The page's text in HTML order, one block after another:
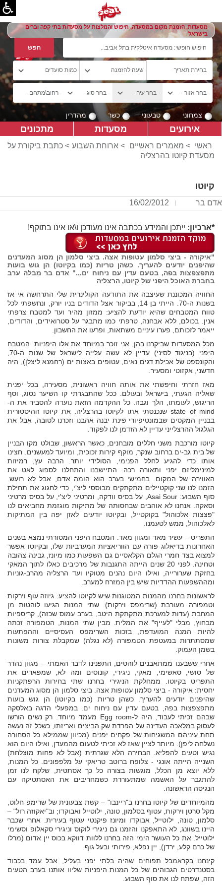
מסעדות, הזמנת מקום במסעדה, חיפוש והמלצות על מסעדות בתי קפה וברים
בישראל
צמחוני טבעוני כשר מהדרין
אירועים מסעדות מתכונים
ראשי > מאמרים ראשיים > ארוחת השבוע > כתבת ביקורת על
מסעדת קיוטו בהרצליה
קיוטו
אדם בר 16/02/2012
*ארכיון: ייתכן והמידע בכתבה אינו מעודכן ו\או אינו בתוקף!
"איקורה - ביצי סלמון עטופות אצה. ביצי סלמון הן מסוג המעדנים
שהיפנים יודעים להעריך. כשהן טריות (כמו בקיוטו) הן גוש בועות
מתפצפצות בפה, בטעם עדין עם ניחוח ים..." אדם בר מבלה ערב
בחברת האוכל היפני של קיוטו, הרצליה
החוויה המכוננת שעיצבה את התודעה הקולינרית שלי התרחשה אי אז
בשנות ה-70. הייתי בן 14, בביקור אצל הדודים בניו יורק, ונחשפתי לכל
טווח המטבחים שהיא יודעת להציע: ממזון מהיר ועד למטבח צרפתי
אנין. בכולם, ללא אבחנה, טרפתי כמו מתבגר על סטרואידים, והדודים,
ייאמר לזכותם, פערו עיניים משתאות, ופרעו את החשבון.
מכל המסעדות שביקרנו בהן, אני זוכר במיוחד את אלו היפניות. המטבח
והקונספט של אכילת דגים נאים, עטופים באצות ים (רחמנא ליצלן), היה
חדשני, אקזוטי ומסעיר.
מאז חזרתי וחיפשתי את אותה חוויה ראשונית, מסעירה, בכל יפנית
שאליה הגעתי, בישראל ובעולם. ככל שהתבגרתי קו השיער נסוג, וסף
הריגוש, לעומתו, הלך וגבה. כל ההקדמה הזאת נועדה להסביר את ה-
state of mind שנכנסתי אתו לקיוטו בהרצליה. את קיוטו ההיסטורית
בבניין המקסים שבמונטיפיורי פינת יבנה אהבנו וזכרנו לטובה, אבל את
הגלגול ההרצלייני עדיין לא הזדמן לנו לפקוד.
קיוטו מורכבת משני חללים מובחנים, כאשר הראשון, שבולט מקו הבניין
של בית גב-ים ברחוב שנקר, מוקף קירות זכוכית, ומיועד למעשנים. חצינו
אותו כדי להגיע לחלל הפנימי, הסולידי יותר. הרבה עץ, רמיזות
למינימליזם יפני ותאורה רכה. התיישבנו והתחלנו לספוג לאט את
האווירה של המקום. בחמישי בערב הוא הומה אדם, אבל לא רועש.
הזמנו לנו שני קוקטיילים מתקתקים מבוססי ליצ'י, כדי לחגוג את תחילת
סוף השבוע: Asai Sour, על בסיס וודקה, ומרטיני ליצ'י, על בסיס מרטיני
וסאקה. אנחנו לא אוהבים שבחסותה של מתיקות מוגזמת מחביאים לנו
"פצצות אלכוהול" בקוקטייל, ובקיוטו יודעים לאזן יפה בין המתיקות
לאלכוהול, ממש לטעמנו.
התפריט – עשיר מאד ומגוון מאד. המטבח היפני המסורתי נמצא בשנים
האחרונות בדיאלוג פורה עם הווריאציות המערביות שלו, ובקיוטו אפשר
למצוא בצד חמרי הגלם הקלאסיים גם השפעות כמו מיונז, גבינה צהובה
וטחינה. לפני 20 שנים הייתה התגנבות של מרכיבים כאלו לתוך המאקי
בחזקת שערורייה, ואילו היום נהנים מטוקיו ועד הרצליה מהרב-גוניות
ומההשפעות ההדדיות שיש בין המזרח למערב.
לראשונות בחרנו מהמנות המטוגנות שיש לקיוטו להציע: גיוזה עוף וירקות
וטמפורה מעורבת (שרימפס וירקות). שתי המנות הגיעו לוהטות מן
המחבת (עדות למערכת מתקתקת היטב, בערב עמוס שכזה), קריספיות
מבחוץ, מבלי "לעייף" את המלית. מבין שתי המנות, הטמפורה זכתה
להיות המנה המועדפת, בזכות השרימפס העסיסיים וההפתעות
שמסתתרות במעטפת הטמפורה (לא נגלה) שמקבלת צורות משונות
בשמן העמוק.
אחרי ששבענו ממתאבנים לוהטים, התפנינו לדבר האמתי – מגוון נהדר
של סושי, סאשימי, מאקי, ניגירי, קונוסים ומה לא, שמפארים את
התפריט בקיוטו. ממחלקת הניגירי בחרנו שתי בחירות הרפתקניות
יחסית: איקורה - ביצי סלמון עטופות אצה. ביצי סלמון הן מסוג המעדנים
שהיפנים יודעים להעריך. כשהן טריות (כמו בקיוטו) הן גוש בועות
מתפצפצות בפה, בטעם עדין עם ניחוח ים. במפעלי הדגה באלסקה
שבהם זכיתי לעבוד, היה ל-Egg room מעמד מיוחד. רק נשים הורשו
לעסוק במלאכה העדינה של הפרדת שק הביצים ואריזתו, כשכל זה נעשה
תחת עיניהם המשגיחות של פקחים יפנים (מכיוון שממילא כל הסחורה
נשלחה ליפן). מיותר לציין שאז לא זכיתי לטעום מהמעדן, ואילו היום הוא
נגיש וטעים להפליא. הבחירה הלא שגרתית (אבל לא פחות מוצלחת)
השנייה הייתה אונגי - צלופח ברוטב טריאקי על מלפפונים. כל המנות,
ללא יוצא מן הכלל, מוגשות בצורה כל כך אסתטית, שלקח לנו זמן
להתגבר על האשמה שמתעוררת כשמחריבים את האסתטיקה עם
הנגיסה הראשונה.
מהמיוחדים של קיוטו בחרנו ב"ריינבו" – קשת צבעונית של שרימפ חלוט,
מקל סרטן וירקות, עטוף בסלמון, טונה, ילוטייל ואבוקדו; וב"יאקוזה רול" –
סלמון, טונה, ילוטייל, אבוקדו ומיונז פיקנטי עטוף בעירית. אחרי שכבר
היינו בשוונג, לא התאפקנו והזמנו גם ניגירי לוקוס וניגירי סקאלופ וסשימי
ילוטייל. את כל העושר הימי הזה בחרנו ללוות דווקא בכוס יין אדום (מרלו
של כרם קלע, ירדן), יין נפלא, פירותי ובעל גוף.
קינחנו בקראמבל תפוחים שהיה בלתי יפני בעליל, אבל עמד בכבוד
בסטנדרטים הגבוהים של כל המנות היפניות שליוו אותנו בערב הטעים
הזה, שפתח לנו את סוף השבוע.